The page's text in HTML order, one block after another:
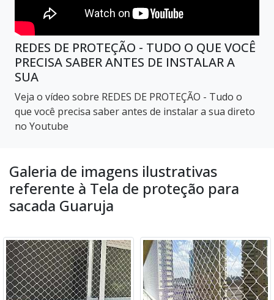
REDES DE PROTEÇÃO - TUDO O QUE VOCÊ
PRECISA SABER ANTES DE INSTALAR A
SUA
Veja o vídeo sobre REDES DE PROTEÇÃO - Tudo o
que você precisa saber antes de instalar a sua direto
no Youtube
Galeria de imagens ilustrativas
referente à Tela de proteção para
sacada Guaruja